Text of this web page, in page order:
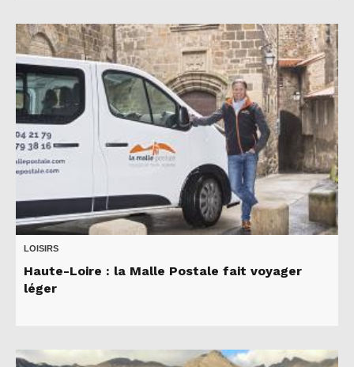
LOISIRS
Haute-Loire : la Malle Postale fait voyager
léger